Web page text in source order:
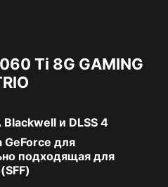
Ti 8G GAMING
и DLSS 4
для
подходящая для